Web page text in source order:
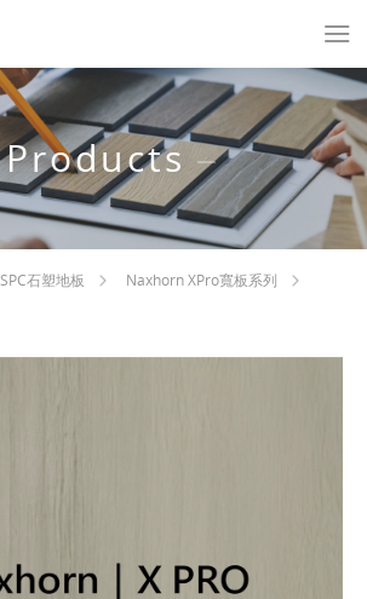
Products
SPC石塑地板
Naxhorn XPro寬板系列